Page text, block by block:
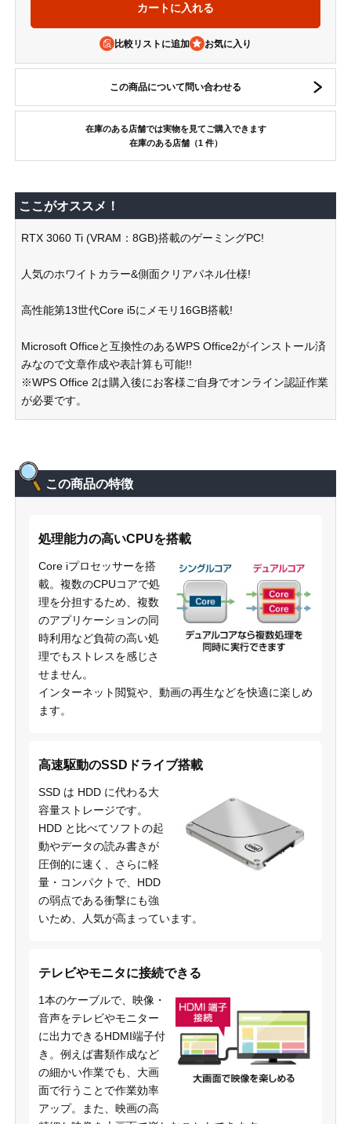
比較リストに追加
この商品について問い合わせる
在庫のある店舗では実物を見てご購入できます
在庫のある店舗（1 件）
ここがオススメ！
RTX 3060 Ti (VRAM：8GB)搭載のゲーミングPC!
人気のホワイトカラー&側面クリアパネル仕様!
高性能第13世代Core i5にメモリ16GB搭載!
Microsoft Officeと互換性のあるWPS Office2がインストール済
みなので文章作成や表計算も可能!!
※WPS Office 2は購入後にお客様ご自身でオンライン認証作業
が必要です。
この商品の特徴
処理能力の高いCPUを搭載
Core iプロセッサーを搭
載。複数のCPUコアで処
理を分担するため、複数
のアプリケーションの同
時利用など負荷の高い処
理でもストレスを感じさ
せません。
インターネット閲覧や、動画の再生などを快適に楽しめ
ます。
高速駆動のSSDドライブ搭載
SSD は HDD に代わる大
容量ストレージです。
HDD と比べてソフトの起
動やデータの読み書きが
圧倒的に速く、さらに軽
量・コンパクトで、HDD
の弱点である衝撃にも強
いため、人気が高まっています。
テレビやモニタに接続できる
1本のケーブルで、映像・
音声をテレビやモニター
に出力できるHDMI端子付
き。例えば書類作成など
の細かい作業でも、大画
面で行うことで作業効率
アップ。また、映画の高